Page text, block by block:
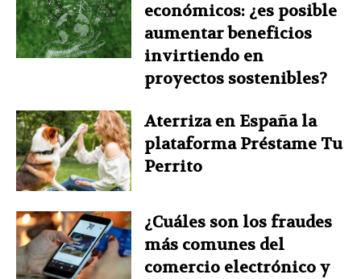
económicos: ¿es posible
aumentar beneficios
invirtiendo en
proyectos sostenibles?
Aterriza en España la
plataforma Préstame Tu
Perrito
¿Cuáles son los fraudes
más comunes del
comercio electrónico y